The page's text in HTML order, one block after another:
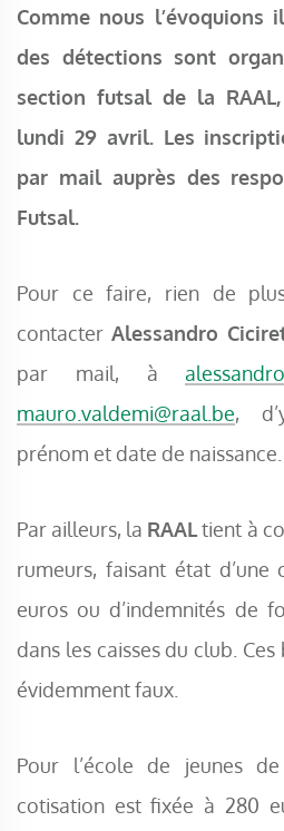
Comme nous l’évoquions
des détections sont
section futsal de la
lundi 29 avril. Les
par mail auprès des
Futsal.
Pour ce faire, rien de
contacter Alessandro
par mail, à
mauro.valdemi@raal.be,
prénom et date de naissance.
Par ailleurs, la RAALtient à
rumeurs, faisant état
euros ou d’indemnités de
dans les caisses du club.
évidemment faux.
Pour l’école de jeunes
cotisation est fixée à 280